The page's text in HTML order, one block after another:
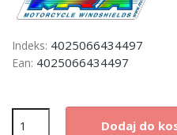
Indeks: 4025066434497
Ean: 4025066434497
Dodaj do